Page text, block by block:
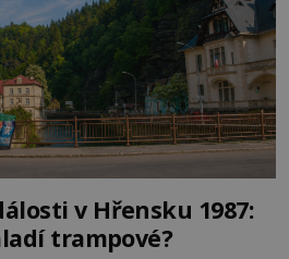
v Hřensku 1987:
trampové?